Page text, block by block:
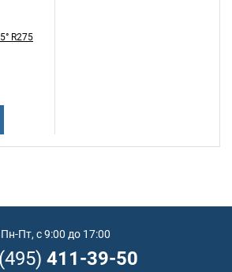
R275
Пн-Пт, с 9:00 до 17:00
411-39-50